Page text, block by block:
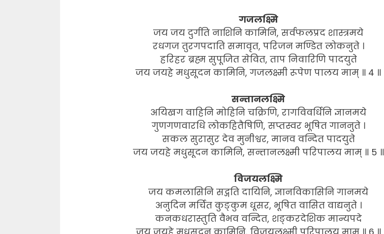
गजलक्ष्मि
जय जय दुर्गति नाशिनि कामिनि, सर्वफलप्रद शास्त्रमये
रधगज तुरगपदाति समावृत, परिजन मण्डित लोकनुते ।
हरिहर ब्रह्म सुपूजित सेवित, ताप निवारिणि पादयुते
जय जयहे मधुसूदन कामिनि, गजलक्ष्मी रूपेण पालय माम् ॥ 4 ॥
सन्तानलक्ष्मि
अयिखग वाहिनि मोहिनि चक्रिणि, रागविवर्धिनि ज्ञानमये
गुणगणवारधि लोकहितैषिणि, सप्तस्वर भूषित गाननुते ।
सकल सुरासुर देव मुनीश्वर, मानव वन्दित पादयुते
जय जयहे मधुसूदन कामिनि, सन्तानलक्ष्मी परिपालय माम् ॥ 5 ॥
विजयलक्ष्मि
जय कमलासिनि सद्गति दायिनि, ज्ञानविकासिनि गानमये
अनुदिन मर्चित कुङ्कुम धूसर, भूषित वासित वाद्यनुते ।
कनकधरास्तुति वैभव वन्दित, शङ्करदेशिक मान्यपदे